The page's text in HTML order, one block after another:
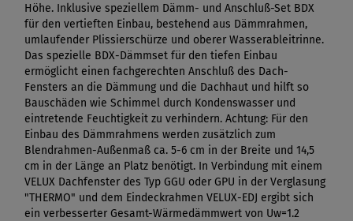
Höhe. Inklusive speziellem Dämm- und Anschluß-Set BDX
für den vertieften Einbau, bestehend aus Dämmrahmen,
umlaufender Plissierschürze und oberer Wasserableitrinne.
Das spezielle BDX-Dämmset für den tiefen Einbau
ermöglicht einen fachgerechten Anschluß des Dach-
Fensters an die Dämmung und die Dachhaut und hilft so
Bauschäden wie Schimmel durch Kondenswasser und
eintretende Feuchtigkeit zu verhindern. Achtung: Für den
Einbau des Dämmrahmens werden zusätzlich zum
Blendrahmen-Außenmaß ca. 5-6 cm in der Breite und 14,5
cm in der Länge an Platz benötigt. In Verbindung mit einem
VELUX Dachfenster des Typ GGU oder GPU in der Verglasung
"THERMO" und dem Eindeckrahmen VELUX-EDJ ergibt sich
ein verbesserter Gesamt-Wärmedämmwert von Uw=1.2